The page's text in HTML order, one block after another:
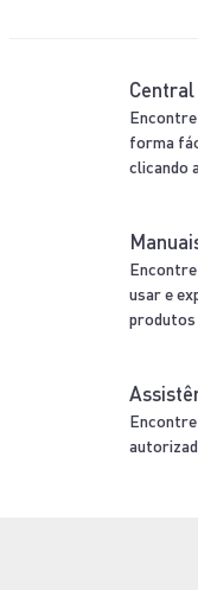
Central
Encontre
forma
clicando
usar e
produtos